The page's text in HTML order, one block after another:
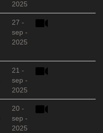
2025
27 -
sep -
2025
21 -
sep -
2025
20 -
sep -
2025